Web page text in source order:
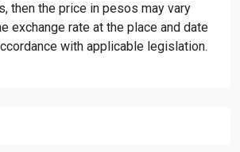
then the price in pesos may vary
exchange rate at the place and date
with applicable legislation.